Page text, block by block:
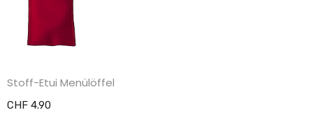
Stoff-Etui Menülöffel
CHF 4.90